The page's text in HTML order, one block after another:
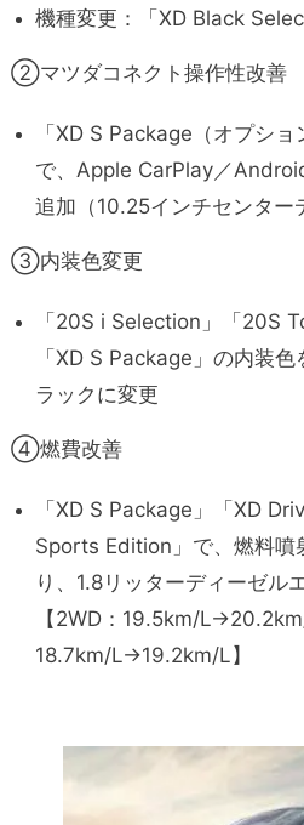
機種変更：「XD Black
②マツダコネクト操作性改善
「XD S Package（オプシ
で、Apple CarPlay／
追加（10.25インチセンター
③内装色変更
「20S i Selection」「20S
「XD S Package」の内装
ラックに変更
④燃費改善
「XD S Package」「XD
Sports Edition」で、燃料噴
り、1.8リッターディーゼル
【2WD：19.5km/
18.7km/L→19.2km/L】